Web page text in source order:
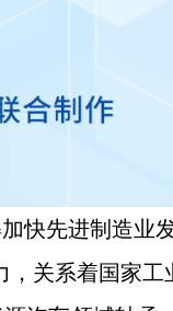
快先进制造业
关系着国家工